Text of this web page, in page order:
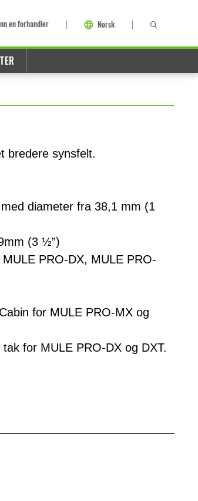
en forhandler Norsk
bredere synsfelt.
diameter fra 38,1 mm (1
(3 ½”)
PRO-DX, MULE PRO-
for MULE PRO‑MX og
for MULE PRO‑DX og DXT.